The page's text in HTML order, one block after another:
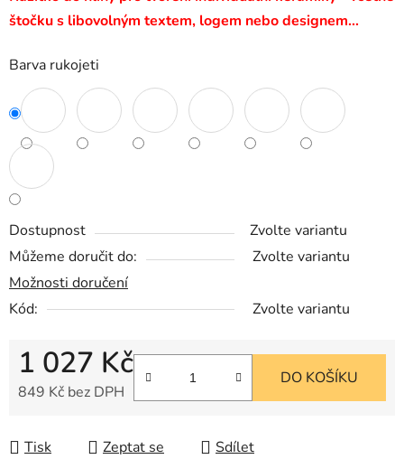
štočku s libovolným textem, logem nebo designem…
Barva rukojeti
Dostupnost
Zvolte variantu
Můžeme doručit do:
Zvolte variantu
Možnosti doručení
Kód:
Zvolte variantu
1 027 Kč
849 Kč bez DPH
DO KOŠÍKU
Tisk Zeptat se Sdílet